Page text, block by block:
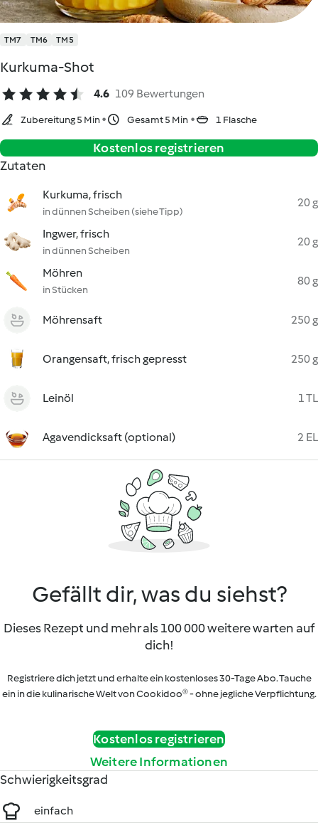
TM7 TM6 TM5
Kurkuma-Shot
4.6 109 Bewertungen
Zubereitung 5 Min Gesamt 5 Min 1 Flasche
Kostenlos registrieren
Zutaten
Kurkuma, frisch
in dünnen Scheiben (siehe Tipp)
20 g
Ingwer, frisch
in dünnen Scheiben
20 g
Möhren
in Stücken
80 g
Möhrensaft 250 g
Orangensaft, frisch gepresst 250 g
Leinöl 1 TL
Agavendicksaft (optional) 2 EL
Gefällt dir, was du siehst?
Dieses Rezept und mehr als 100 000 weitere warten auf
dich!
Registriere dich jetzt und erhalte ein kostenloses 30-Tage Abo. Tauche
ein in die kulinarische Welt von Cookidoo® - ohne jegliche Verpflichtung.
Kostenlos registrieren
Weitere Informationen
Schwierigkeitsgrad
einfach